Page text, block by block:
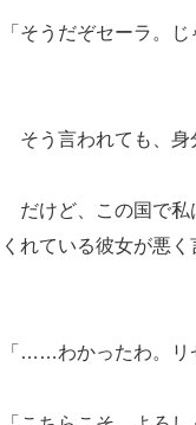
「そうだぞセーラ。
そう言われても、身
だけど、この国で私
くれている彼女が悪く
「……わかったわ。リ